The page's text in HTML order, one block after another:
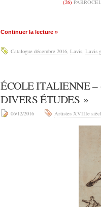
(26)
Continuer la lecture »
Catalogue décembre 2016, Lavis, Lavis
ÉCOLE ITALIENNE
DIVERS ÉTUDES »
06/12/2016 Artistes XVIIIe